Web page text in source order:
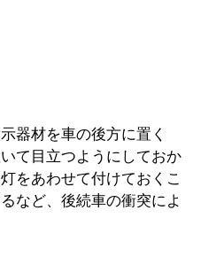
器材を車の後方に置く
て目立つようにしておか
をあわせて付けておくこ
など、後続車の衝突によ